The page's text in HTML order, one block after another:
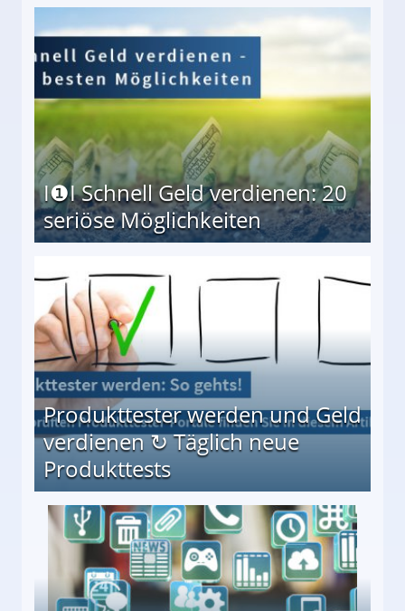
I❶I Schnell Geld verdienen: 20
seriöse Möglichkeiten
Produkttester werden und Geld
verdienen ↻ Täglich neue
Produkttests
↻ Täglich neue Produkttests